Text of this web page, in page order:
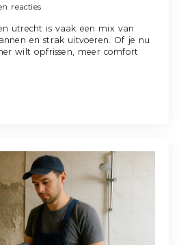
reacties
utrecht is vaak een mix van
en strak uitvoeren. Of je nu
wilt opfrissen, meer comfort